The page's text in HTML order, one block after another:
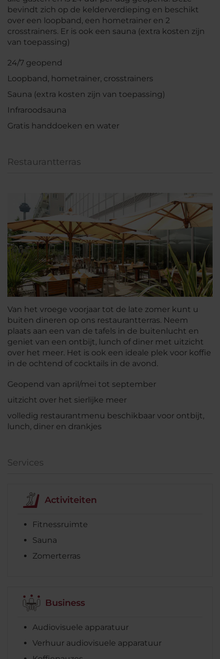
bevindt zich op de kelderverdieping en beschikt
over een loopband, een hometrainer en 2
crosstrainers. Er is ook een sauna (extra kosten zijn
van toepassing)
24/7 geopend
Loopband, hometrainer, crosstrainers
Sauna (extra kosten zijn van toepassing)
Infraroodsauna
Gratis handdoeken en water
Restaurantterras
Van het vroege voorjaar tot de late zomer kunt u
buiten dineren op ons restaurantterras. Neem
plaats aan een van de tafels in de buitenlucht en
geniet van een ontbijt, lunch of diner met uitzicht
over het meer. Het is ook een ideale plek voor koffie
in de ochtend of cocktails in de avond.
Geopend van april/mei tot september
uitzicht over het sierlijke meer
volledig restaurantmenu beschikbaar voor ontbijt,
lunch, diner en drankjes
Services
Activiteiten
Fitnessruimte
Sauna
Zomerterras
Business
Audiovisuele apparatuur
Verhuur audiovisuele apparatuur